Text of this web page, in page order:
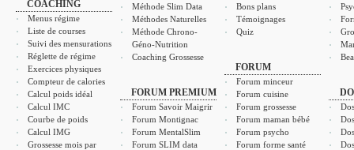
COACHING
Menus régime
Liste de courses
Suivi des mensurations
Réglette de régime
Exercices physiques
Compteur de calories
Calcul poids idéal
Calcul IMC
Courbe de poids
Calcul IMG
Grossesse mois par
Méthode Slim Data
Méthodes Naturelles
Méthode Chrono-
Géno-Nutrition
Coaching Grossesse
FORUM PREMIUM
Forum Savoir Maigrir
Forum Montignac
Forum MentalSlim
Forum SLIM data
Bons plans
Témoignages
Quiz
FORUM
Forum minceur
Forum cuisine
Forum grossesse
Forum maman bébé
Forum psycho
Forum forme santé